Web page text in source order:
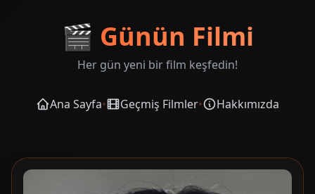
🎬 Günün Filmi
Her gün yeni bir film keşfedin!
Ana Sayfa• Geçmiş Filmler• Hakkımızda